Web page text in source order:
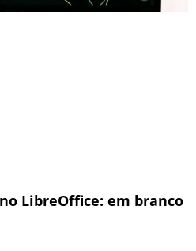
LibreOffice: em branco